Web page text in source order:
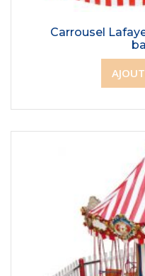
Carrousel